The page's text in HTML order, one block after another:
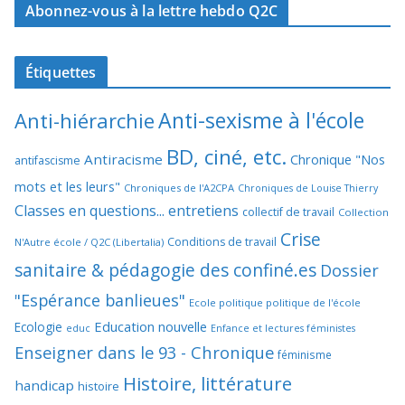
Abonnez-vous à la lettre hebdo Q2C
Étiquettes
Anti-hiérarchieAnti-sexisme à l'école
antifascisme Antiracisme BD, ciné, etc. Chronique "Nos
mots et les leurs" Chroniques de l'A2CPA Chroniques de Louise Thierry
Classes en questions... entretiens collectif de travail Collection
N'Autre école / Q2C (Libertalia) Conditions de travail Crise
sanitaire & pédagogie des confiné.es Dossier
"Espérance banlieues" Ecole politique politique de l'école
Ecologie educ Education nouvelle Enfance et lectures féministes
Enseigner dans le 93 - Chronique féminisme
handicap histoire Histoire, littérature